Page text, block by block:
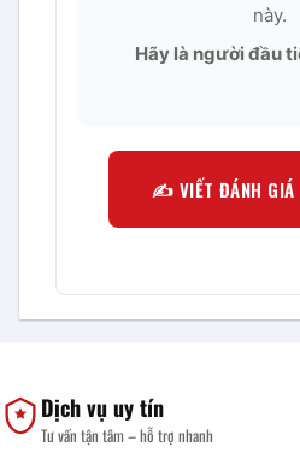
này.
Hãy là người đầu
✍️ VIẾT ĐÁNH GIÁ
Dịch vụ uy tín
Tư vấn tận tâm – hỗ trợ nhanh